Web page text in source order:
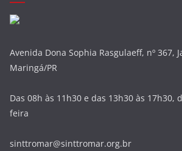
Avenida Dona Sophia Rasgulaeff, nº 367,
Maringá/PR
Das 08h às 11h30 e das 13h30 às 17h30,
feira
sinttromar@sinttromar.org.br